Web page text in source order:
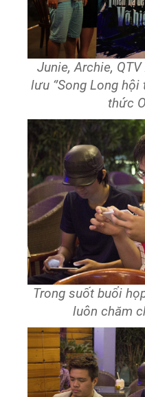
Junie, Archie,
lưu ‘’Song Long
thức
Trong suốt buổi
luôn chăm